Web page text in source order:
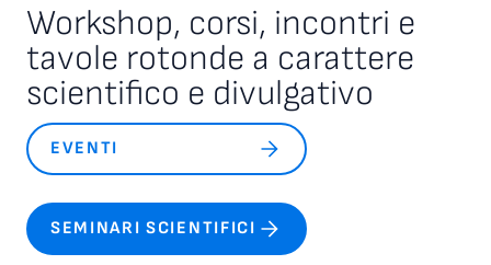
Workshop, corsi, incontri e
tavole rotonde a carattere
scientifico e divulgativo
EVENTI
SEMINARI SCIENTIFICI